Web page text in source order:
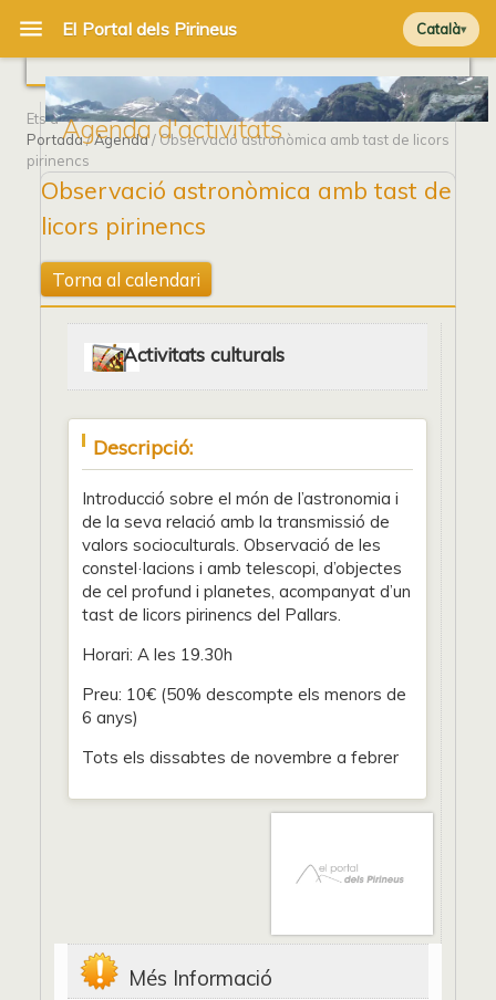
Català
Agenda d'activitats
Ets a
Portada/Agenda/ Observació astronòmica amb tast de licors
pirinencs
Observació astronòmica amb tast de
licors pirinencs
Torna al calendari
Activitats culturals
Descripció:
Introducció sobre el món de l’astronomia i
de la seva relació amb la transmissió de
valors socioculturals. Observació de les
constel·lacions i amb telescopi, d’objectes
de cel profund i planetes, acompanyat d’un
tast de licors pirinencs del Pallars.
Horari: A les 19.30h
Preu: 10€ (50% descompte els menors de
6 anys)
Tots els dissabtes de novembre a febrer
Més Informació